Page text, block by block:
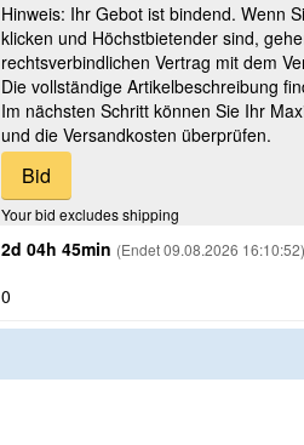
Hinweis: Ihr Gebot ist bindend. Wenn
klicken und Höchstbietender sind,
rechtsverbindlichen Vertrag mit dem
Die vollständige Artikelbeschreibung
Im nächsten Schritt können Sie Ihr
und die Versandkosten überprüfen.
Your bid excludes shipping
2d 04h 45min (Endet 09.08.2026 16:10:52)
0